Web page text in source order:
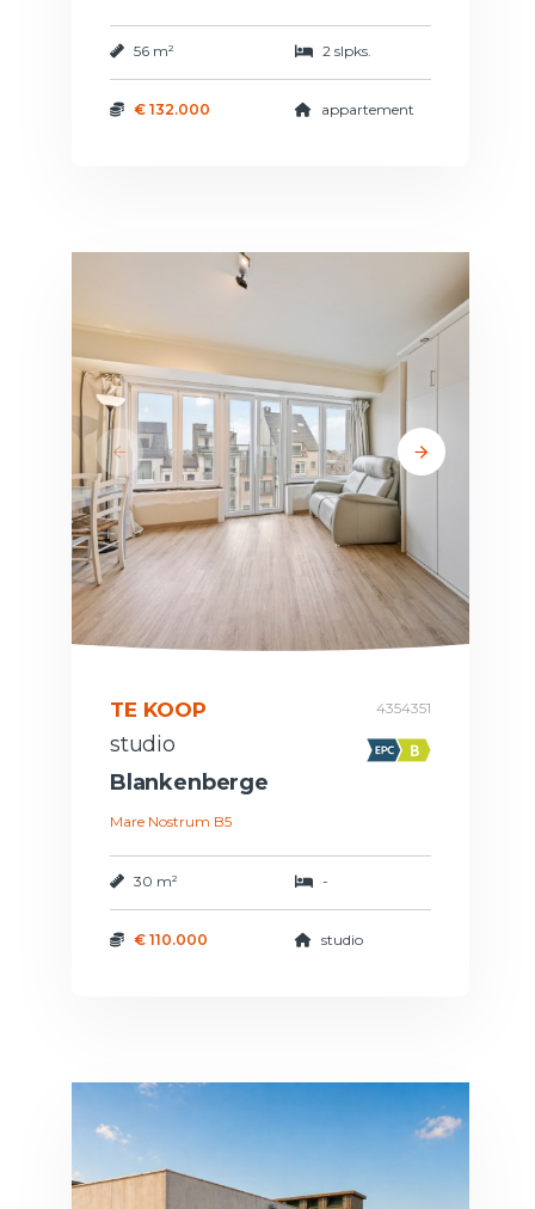
56 m² 2 slpks.
€ 132.000 appartement
TE KOOP 4354351
studio
Blankenberge
Mare Nostrum B5
30 m² -
€ 110.000 studio